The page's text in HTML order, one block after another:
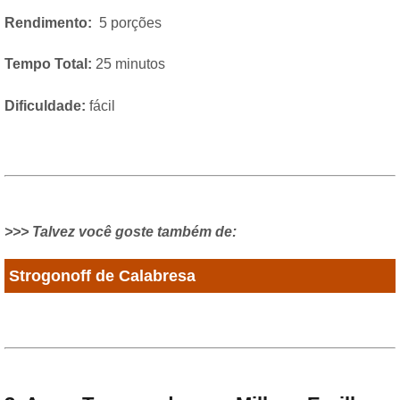
Rendimento: 5 porções
Tempo Total: 25 minutos
Dificuldade: fácil
>>> Talvez você goste também de:
Strogonoff de Calabresa